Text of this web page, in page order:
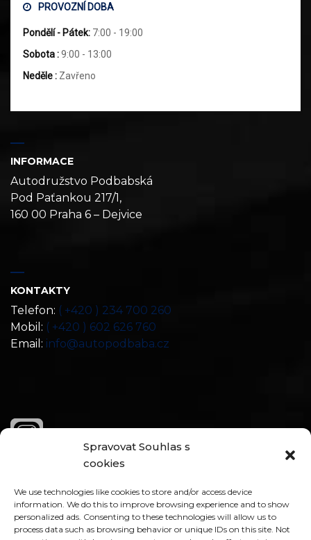
Spravovat Souhlas s
cookies
We use technologies like cookies to store and/or access device
information. We do this to improve browsing experience and to show
personalized ads. Consenting to these technologies will allow us to
process data such as browsing behavior or unique IDs on this site. Not
PROVOZNÍ DOBA
Pondělí - Pátek: 7:00 - 19:00
Sobota :9:00 - 13:00
Neděle : Zavřeno
INFORMACE
Autodružstvo Podbabská
Pod Paťankou 217/1,
160 00 Praha 6 – Dejvice
KONTAKTY
Telefon: ( +420 ) 234 700 260
Mobil: ( +420 ) 602 626 760
Email: info@autopodbaba.cz